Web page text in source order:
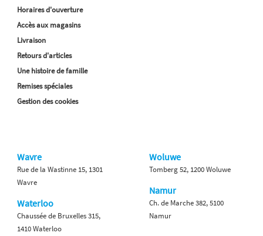
Horaires d'ouverture
Accès aux magasins
Livraison
Retours d'articles
Une histoire de famille
Remises spéciales
Gestion des cookies
Wavre
Rue de la Wastinne 15, 1301
Wavre
Waterloo
Chaussée de Bruxelles 315,
1410 Waterloo
Woluwe
Tomberg 52, 1200 Woluwe
Namur
Ch. de Marche 382, 5100
Namur